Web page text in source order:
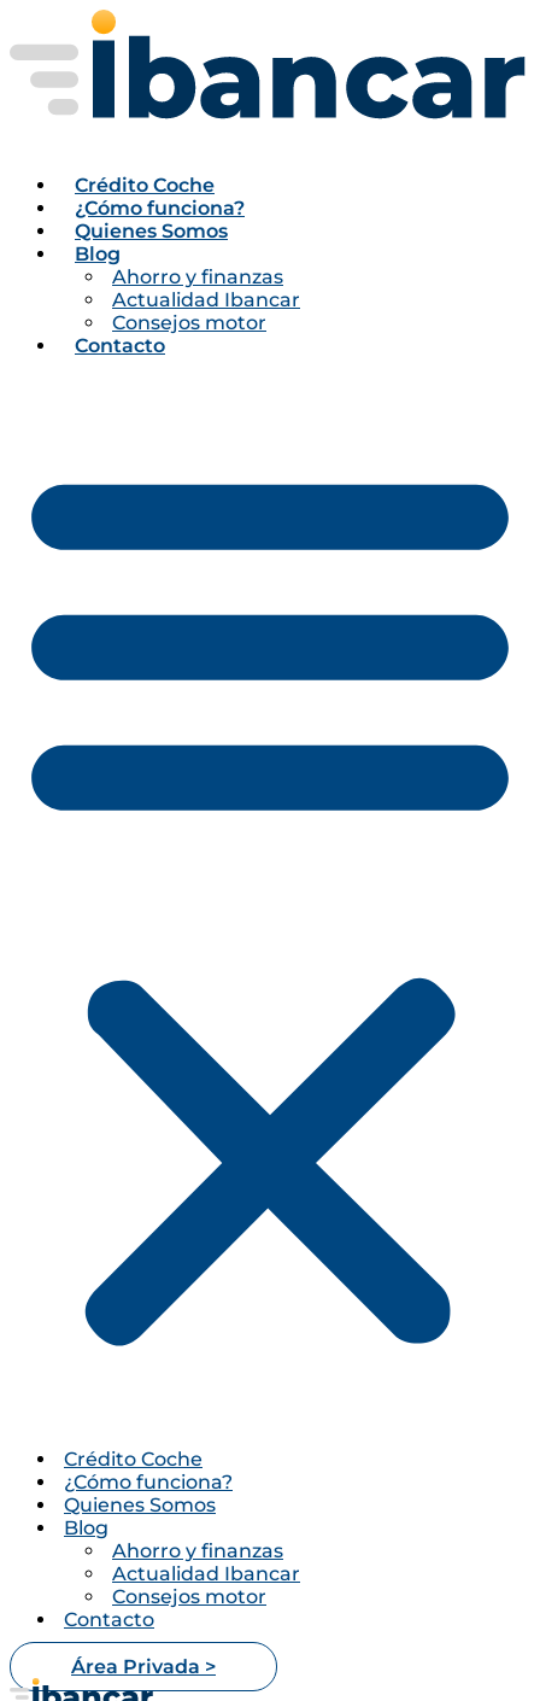
al
contenido
Crédito Coche
¿Cómo funciona?
Quienes Somos
Blog
Ahorro y finanzas
Actualidad Ibancar
Consejos motor
Contacto
Crédito Coche
¿Cómo funciona?
Quienes Somos
Blog
Ahorro y finanzas
Actualidad Ibancar
Consejos motor
Contacto
Área Privada >